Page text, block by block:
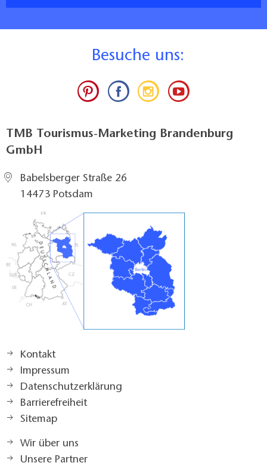
Besuche uns:
TMB Tourismus-Marketing Brandenburg
GmbH
Babelsberger Straße 26
14473 Potsdam
Kontakt
Impressum
Datenschutzerklärung
Barrierefreiheit
Sitemap
Wir über uns
Unsere Partner